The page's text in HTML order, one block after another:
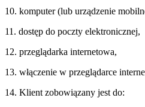
10. komputer (lub urządzenie
11. dostęp do poczty elektronicznej,
12. przeglądarka internetowa,
13. włączenie w przeglądarce
14. Klient zobowiązany jest do: